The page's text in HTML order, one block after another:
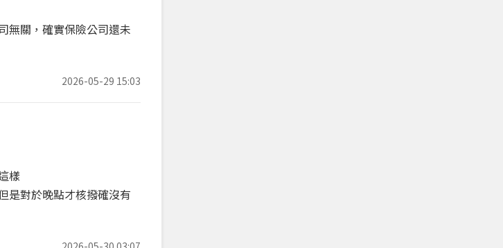
無關，確實保險公司還未
2026-05-29 15:03
樣
是對於晚點才核撥確沒有